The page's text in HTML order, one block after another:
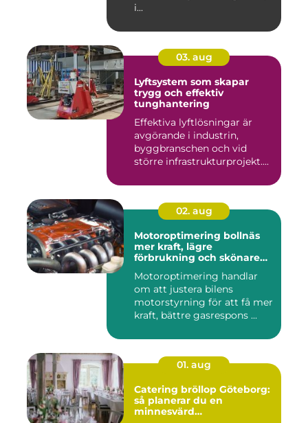
i...
03. aug
Lyftsystem som skapar
trygg och effektiv
tunghantering
Effektiva lyftlösningar är
avgörande i industrin,
byggbranschen och vid
större infrastrukturprojekt....
02. aug
Motoroptimering bollnäs
mer kraft, lägre
förbrukning och skönare
Motoroptimering handlar
om att justera bilens
motorstyrning för att få mer
kraft, bättre gasrespons ...
01. aug
Catering bröllop Göteborg:
så planerar du en
minnesvärd